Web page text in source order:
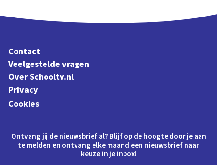
Contact
Veelgestelde vragen
Over Schooltv.nl
Privacy
Cookies
Ontvang jij de nieuwsbrief al? Blijf op de hoogte door je aan
te melden en ontvang elke maand een nieuwsbrief naar
keuze in je inbox!